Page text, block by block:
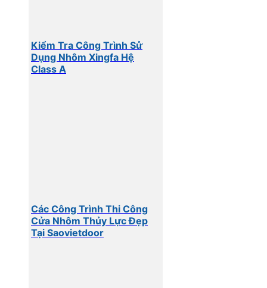
Kiểm Tra Công Trình Sử
Dụng Nhôm Xingfa Hệ
Class A
Các Công Trình Thi Công
Cửa Nhôm Thủy Lực Đẹp
Tại Saovietdoor